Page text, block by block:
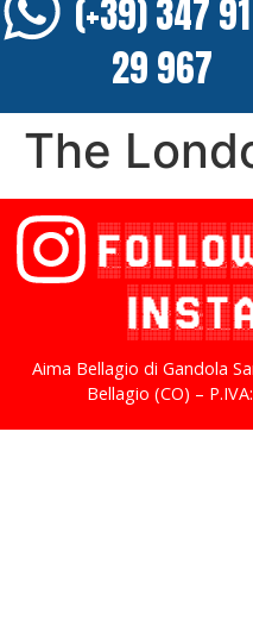
(+39) 347 91
29 967
The
Aima Bellagio di Gandola
Bellagio (CO) –